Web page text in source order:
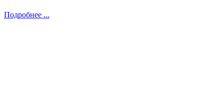
Подробнее ...